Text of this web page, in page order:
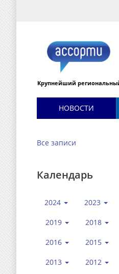
Крупнейший
НОВОСТИ
Все записи
Календарь
2024 2023
2019 2018
2016 2015
2013 2012